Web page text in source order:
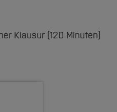
Klausur (120 Minuten)